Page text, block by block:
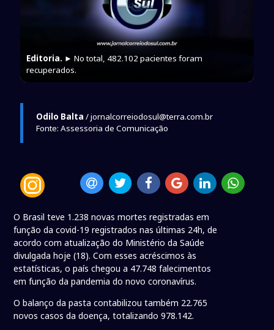
Editoria. ► No total, 482.102 pacientes foram
recuperados.
Odilo Balta / jornalcorreiodosul@terra.com.br
Fonte: Assessoria de Comunicação
O Brasil teve 1.238 novas mortes registradas em
função da covid-19 registrados nas últimas 24h, de
acordo com atualização do Ministério da Saúde
divulgada hoje (18). Com esses acréscimos às
estatísticas, o país chegou a 47.748 falecimentos
em função da pandemia do novo coronavírus.
O balanço da pasta contabilizou também 22.765
novos casos da doença, totalizando 978.142.